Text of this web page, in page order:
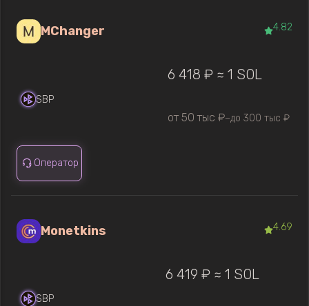
MChanger 4.82
SBP
6 418 ₽ ≈ 1 SOL
от 50 тыс ₽—до 300 тыс ₽
Оператор
Monetkins 4.69
SBP
6 419 ₽ ≈ 1 SOL